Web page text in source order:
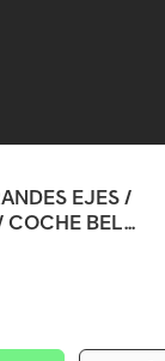
EJES /
BEL...